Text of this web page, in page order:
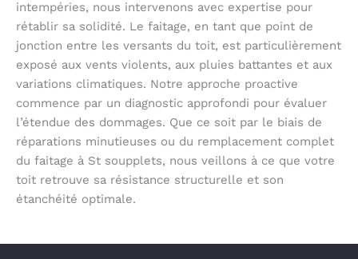
intempéries, nous intervenons avec expertise pour
rétablir sa solidité. Le faitage, en tant que point de
jonction entre les versants du toit, est particulièrement
exposé aux vents violents, aux pluies battantes et aux
variations climatiques. Notre approche proactive
commence par un diagnostic approfondi pour évaluer
l’étendue des dommages. Que ce soit par le biais de
réparations minutieuses ou du remplacement complet
du faitage à St soupplets, nous veillons à ce que votre
toit retrouve sa résistance structurelle et son
étanchéité optimale.